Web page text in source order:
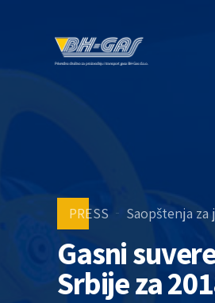
PRESS Saopštenja za
Gasni
Srbije za